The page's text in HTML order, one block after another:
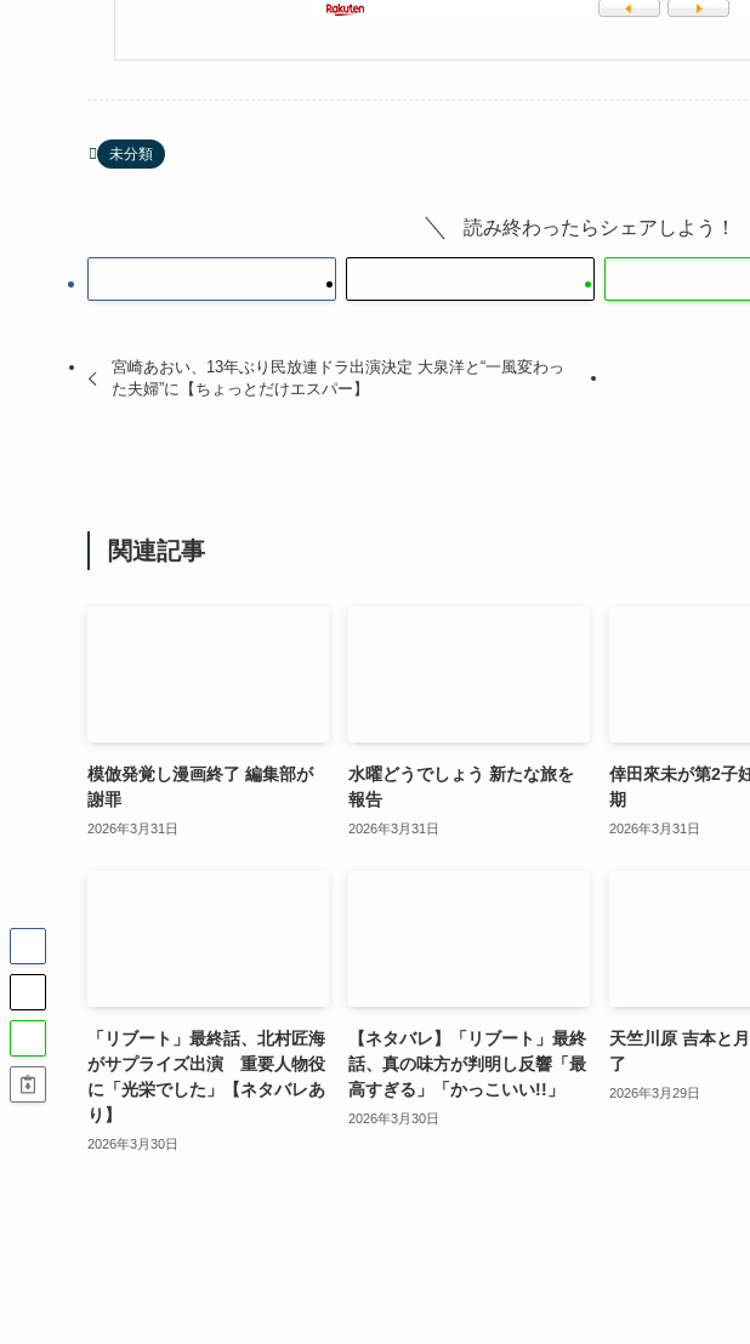
未分類
読み終わったらシェアしよう！
宮崎あおい、13年ぶり民放連ドラ出演決定 大泉洋と“一風変わっ
た夫婦”に【ちょっとだけエスパー】
関連記事
模倣発覚し漫画終了 編集部が
謝罪
2026年3月31日
水曜どうでしょう 新たな旅を
報告
2026年3月31日
倖田來未が第2子
期
2026年3月31日
「リブート」最終話、北村匠海
がサプライズ出演 重要人物役
に「光栄でした」【ネタバレあ
り】
2026年3月30日
【ネタバレ】「リブート」最終
話、真の味方が判明し反響「最
高すぎる」「かっこいい!!」
2026年3月30日
天竺川原 吉本と
了
2026年3月29日